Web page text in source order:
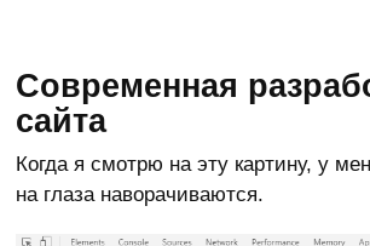
Современная
сайта
Когда я смотрю на эту картину, у
на глаза наворачиваются.